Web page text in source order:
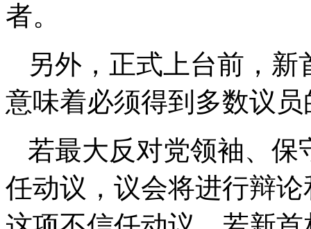
者。
另外，正式上台前，
意味着必须得到多数议
若最大反对党领袖、保
任动议，议会将进行辩